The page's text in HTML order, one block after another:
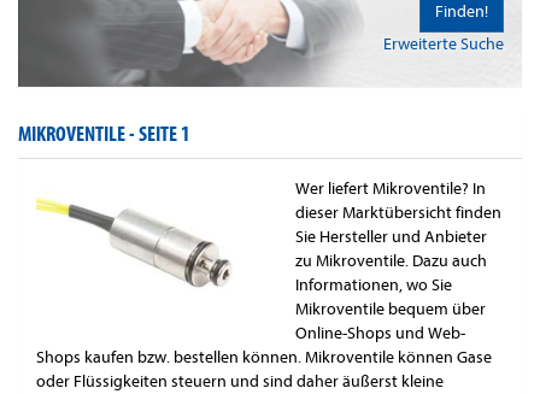
Erweiterte Suche
Finden!
MIKROVENTILE -SEITE 1
Wer liefert Mikroventile? In
dieser Marktübersicht finden
Sie Hersteller und Anbieter
zu Mikroventile. Dazu auch
Informationen, wo Sie
Mikroventile bequem über
Online-Shops und Web-
Shops kaufen bzw. bestellen können. Mikroventile können Gase
oder Flüssigkeiten steuern und sind daher äußerst kleine